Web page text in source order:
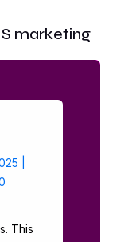
marketing
This